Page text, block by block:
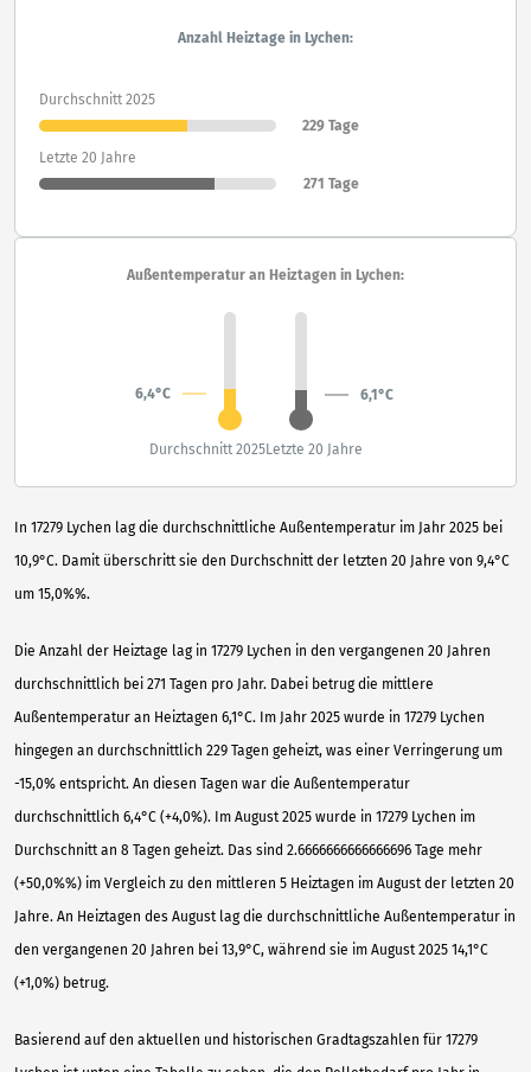
In 17279 Lychen lag die durchschnittliche Außentemperatur im Jahr 2025 bei
10,9°C. Damit überschritt sie den Durchschnitt der letzten 20 Jahre von 9,4°C
um 15,0%%.
Die Anzahl der Heiztage lag in 17279 Lychen in den vergangenen 20 Jahren
durchschnittlich bei 271 Tagen pro Jahr. Dabei betrug die mittlere
Außentemperatur an Heiztagen 6,1°C. Im Jahr 2025 wurde in 17279 Lychen
hingegen an durchschnittlich 229 Tagen geheizt, was einer Verringerung um
-15,0% entspricht. An diesen Tagen war die Außentemperatur
durchschnittlich 6,4°C (+4,0%). Im August 2025 wurde in 17279 Lychen im
Durchschnitt an 8 Tagen geheizt. Das sind 2.6666666666666696 Tage mehr
(+50,0%%) im Vergleich zu den mittleren 5 Heiztagen im August der letzten 20
Jahre. An Heiztagen des August lag die durchschnittliche Außentemperatur in
den vergangenen 20 Jahren bei 13,9°C, während sie im August 2025 14,1°C
(+1,0%) betrug.
Basierend auf den aktuellen und historischen Gradtagszahlen für 17279
Anzahl Heiztage in Lychen:
Durchschnitt 2025
229 Tage
Letzte 20 Jahre
271 Tage
Außentemperatur an Heiztagen in Lychen:
6,4°C 6,1°C
Durchschnitt 2025Letzte 20 Jahre